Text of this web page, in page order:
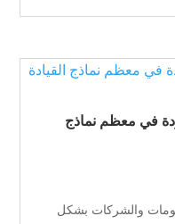
في معظم نماذج
والشركات بشكل